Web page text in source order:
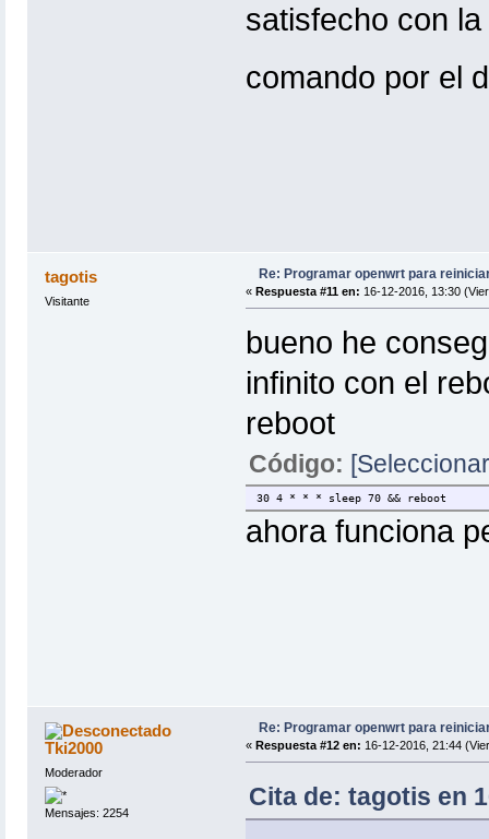
satisfecho con
comando por el
tagotis
Visitante
Re: Programar openwrt para
« Respuesta #11 en: 16-12-2016, 13:30
bueno he
infinito con el
reboot
Código:
30 4 * * * sleep 70 && reboot
ahora funciona
Tki2000
Moderador
Mensajes: 2254
Re: Programar openwrt para
« Respuesta #12 en: 16-12-2016, 21:44
Cita de: tagotis en